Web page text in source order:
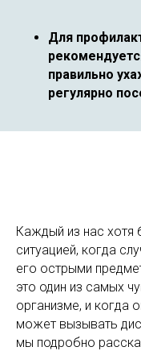
Для
правильно
регулярно
Каждый из нас хотя
ситуацией, когда
его острыми
это один из самых
организме, и когда
может вызывать
мы подробно